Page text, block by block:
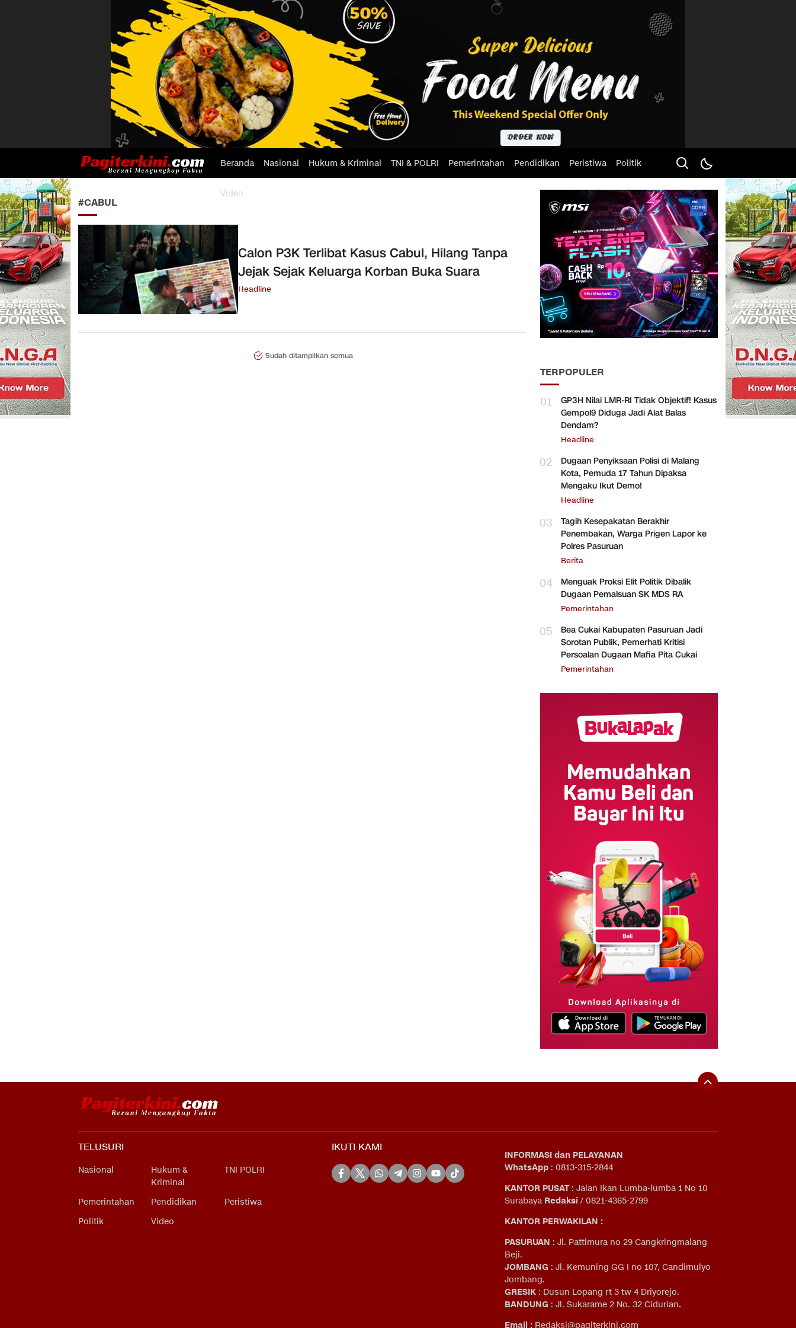
Beranda Nasional Hukum & Kriminal TNI & POLRI Pemerintahan Pendidikan Peristiwa Politik
Video
#CABUL
Calon P3K Terlibat Kasus Cabul, Hilang Tanpa
Jejak Sejak Keluarga Korban Buka Suara
Headline
Sudah ditampilkan semua
TERPOPULER
01
GP3H Nilai LMR-RI Tidak Objektif! Kasus
Gempol9 Diduga Jadi Alat Balas
Dendam?
Headline
02
Dugaan Penyiksaan Polisi di Malang
Kota, Pemuda 17 Tahun Dipaksa
Mengaku Ikut Demo!
Headline
03
Tagih Kesepakatan Berakhir
Penembakan, Warga Prigen Lapor ke
Polres Pasuruan
Berita
04
Menguak Proksi Elit Politik Dibalik
Dugaan Pemalsuan SK MDS RA
Pemerintahan
05
Bea Cukai Kabupaten Pasuruan Jadi
Sorotan Publik, Pemerhati Kritisi
Persoalan Dugaan Mafia Pita Cukai
Pemerintahan
TELUSURI
Nasional
Hukum &
Kriminal
TNI POLRI
Pemerintahan Pendidikan
Peristiwa
Politik
Video
IKUTI KAMI
INFORMASI dan PELAYANAN
WhatsApp : 0813-315-2844
KANTOR PUSAT: Jalan Ikan Lumba-lumba 1 No 10
Surabaya Redaksi / 0821-4365-2799
KANTOR PERWAKILAN :
PASURUAN : Jl. Pattimura no 29 Cangkringmalang
Beji.
JOMBANG : Jl. Kemuning GG I no 107, Candimulyo
Jombang.
GRESIK : Dusun Lopang rt 3 tw 4 Driyorejo.
BANDUNG : Jl. Sukarame 2 No. 32 Cidurian.
Email : Redaksi@pagiterkini.com